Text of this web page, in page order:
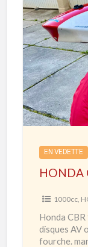
R
1
0
0
0
R
R
d
H
O
N
D
A
C
B
EN VEDETTE
HONDA
1000cc,
Honda
disques AV
fourche.